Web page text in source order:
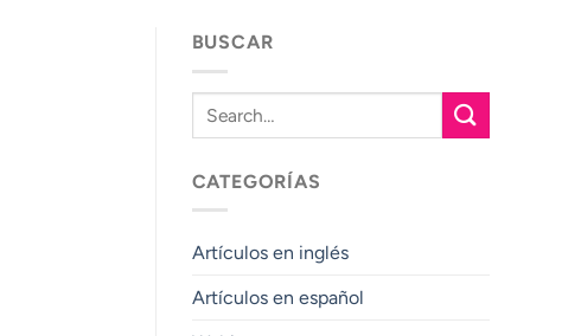
BUSCAR
CATEGORÍAS
Artículos en inglés
Artículos en español